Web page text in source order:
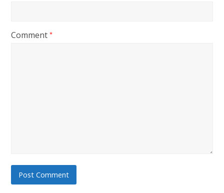
Comment*